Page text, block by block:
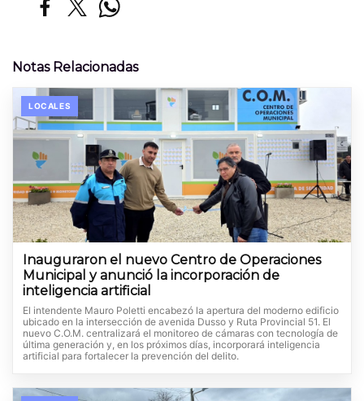
Notas Relacionadas
LOCALES
Inauguraron el nuevo Centro de Operaciones
Municipal y anunció la incorporación de
inteligencia artificial
El intendente Mauro Poletti encabezó la apertura del moderno edificio
ubicado en la intersección de avenida Dusso y Ruta Provincial 51. El
nuevo C.O.M. centralizará el monitoreo de cámaras con tecnología de
última generación y, en los próximos días, incorporará inteligencia
artificial para fortalecer la prevención del delito.